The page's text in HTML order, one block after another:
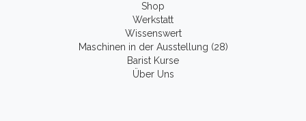
Shop
Werkstatt
Wissenswert
Maschinen in der Ausstellung (28)
Barist Kurse
Über Uns